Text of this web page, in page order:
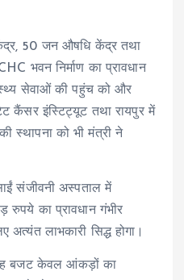
50 जन औषधि केंद्र तथा
भवन निर्माण का प्रावधान
सेवाओं की पहुंच को और
कैंसर इंस्टिट्यूट तथा रायपुर में
स्थापना को भी मंत्री ने
संजीवनी अस्पताल में
रुपये का प्रावधान गंभीर
अत्यंत लाभकारी सिद्ध होगा।
बजट केवल आंकड़ों का